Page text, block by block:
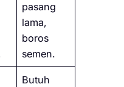
pasang
lama,
boros
semen.
Butuh